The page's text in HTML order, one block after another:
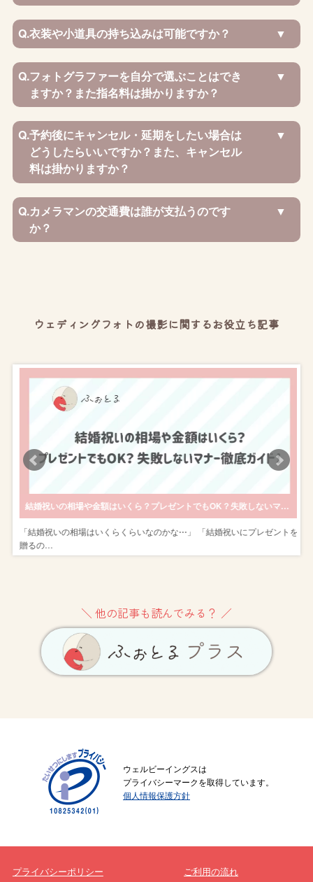
Q.衣装や小道具の持ち込みは可能ですか？
Q.フォトグラファーを自分で選ぶことはでき
ますか？また指名料は掛かりますか？
Q.予約後にキャンセル・延期をしたい場合は
どうしたらいいですか？また、キャンセル
料は掛かりますか？
Q.カメラマンの交通費は誰が支払うのです
か？
ウェディングフォトの撮影に関するお役立ち記事
結婚祝いの相場や金額はいくら？プレゼントでもOK？失敗しないマナー徹底ガイド！
「結婚祝いの相場はいくらくらいなのかな⋯」 「結婚祝いにプレゼントを
贈るの…
＼ 他の記事も読んでみる？ ／
ウェルビーイングスは
プライバシーマークを取得しています。
個人情報保護方針
プライバシーポリシー
ご利用の流れ